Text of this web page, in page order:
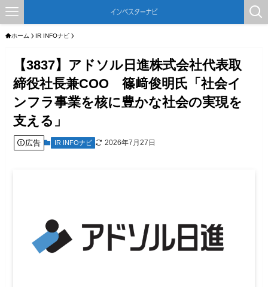
ホーム IR INFOナビ
【3837】アドソル日進株式会社代表取
締役社長兼COO 篠﨑俊明氏「社会イ
ンフラ事業を核に豊かな社会の実現を
支える」
広告 IR INFOナビ 2026年7月27日